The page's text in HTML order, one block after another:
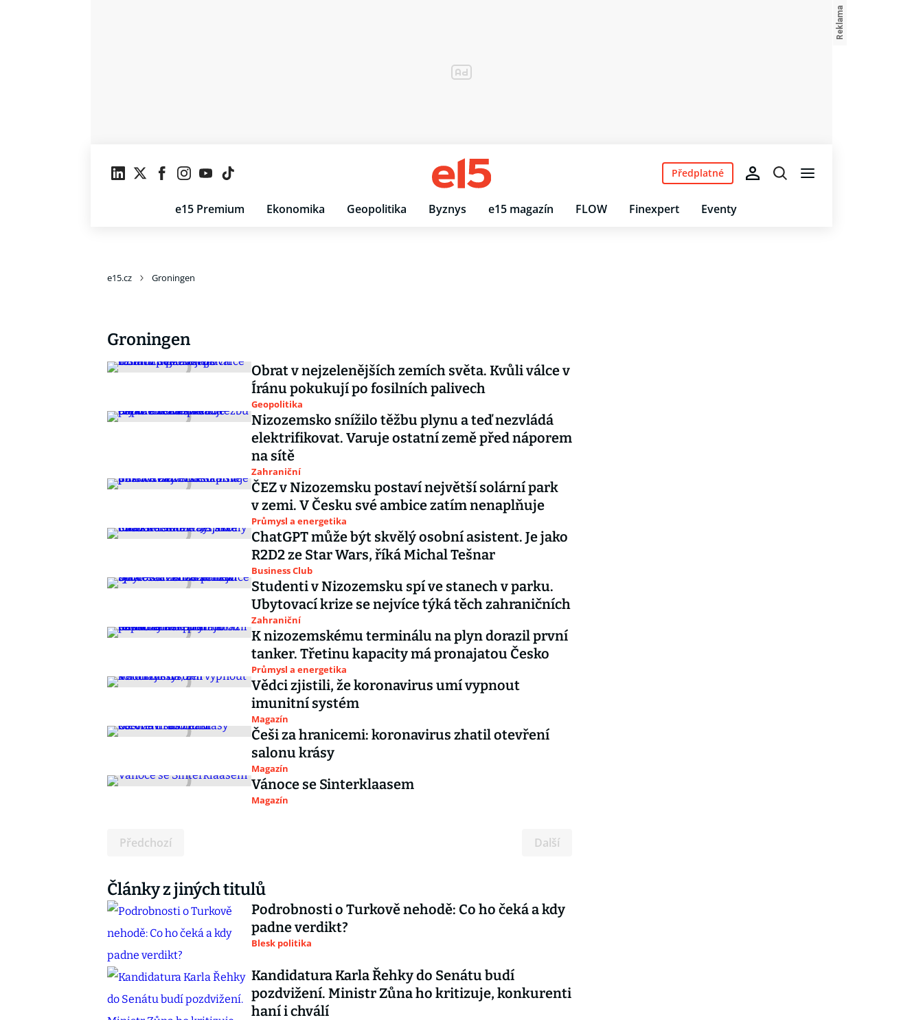
e15 Premium Ekonomika Geopolitika Byznys e15 magazín FLOW Finexpert Eventy
Předplatné
e15.cz Groningen
Groningen
Obrat v nejzelenějších zemích světa. Kvůli válce v
Íránu pokukují po fosilních palivech
Geopolitika
Nizozemsko snížilo těžbu plynu a teď nezvládá
elektrifikovat. Varuje ostatní země před náporem
na sítě
Zahraniční
ČEZ v Nizozemsku postaví největší solární park
v zemi. V Česku své ambice zatím nenaplňuje
Průmysl a energetika
ChatGPT může být skvělý osobní asistent. Je jako
R2D2 ze Star Wars, říká Michal Tešnar
Business Club
Studenti v Nizozemsku spí ve stanech v parku.
Ubytovací krize se nejvíce týká těch zahraničních
Zahraniční
K nizozemskému terminálu na plyn dorazil první
tanker. Třetinu kapacity má pronajatou Česko
Průmysl a energetika
Vědci zjistili, že koronavirus umí vypnout
imunitní systém
Magazín
Češi za hranicemi: koronavirus zhatil otevření
salonu krásy
Magazín
Vánoce se Sinterklaasem
Magazín
Předchozí Další
Články z jiných titulů
Podrobnosti o Turkově nehodě: Co ho čeká a kdy
padne verdikt?
Blesk politika
Kandidatura Karla Řehky do Senátu budí
pozdvižení. Ministr Zůna ho kritizuje, konkurenti
haní i chválí